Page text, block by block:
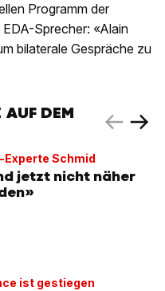
Programm der
Sprecher: «Alain
bilaterale Gespräche zu
AUF DEM
Experte Schmid
jetzt nicht näher
ist gestiegen